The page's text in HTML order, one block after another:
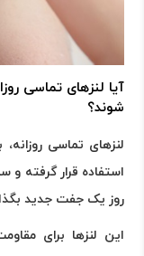
آیا لنزهای تماسی
شوند؟
لنزهای تماسی
استفاده قرار گرفته
روز یک جفت جدید
این لنزها برای